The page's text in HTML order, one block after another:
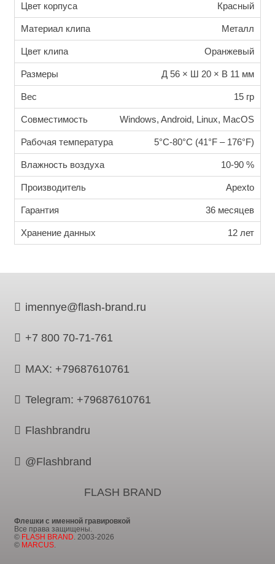
Цвет корпуса Красный
Материал клипа Металл
Цвет клипа Оранжевый
Размеры Д 56 × Ш 20 × В 11 мм
Вес 15 гр
Совместимость Windows, Android, Linux, MacOS
Рабочая температура 5°C-80°C (41°F – 176°F)
Влажность воздуха 10-90 %
Производитель Apexto
Гарантия 36 месяцев
Хранение данных 12 лет
imennye@flash-brand.ru
+7 800 70-71-761
MAX: +79687610761
Telegram: +79687610761
Flashbrandru
@Flashbrand
FLASH BRAND
Флешки с именной гравировкой
Все права защищены.
© FLASH BRAND . 2003-2026
© MARCUS.